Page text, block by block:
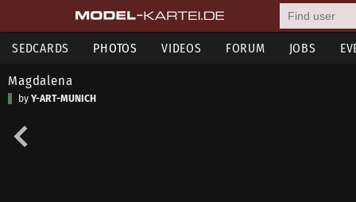
SEDCARDS PHOTOS VIDEOS FORUM JOBS
Magdalena
by Y-ART-MUNICH